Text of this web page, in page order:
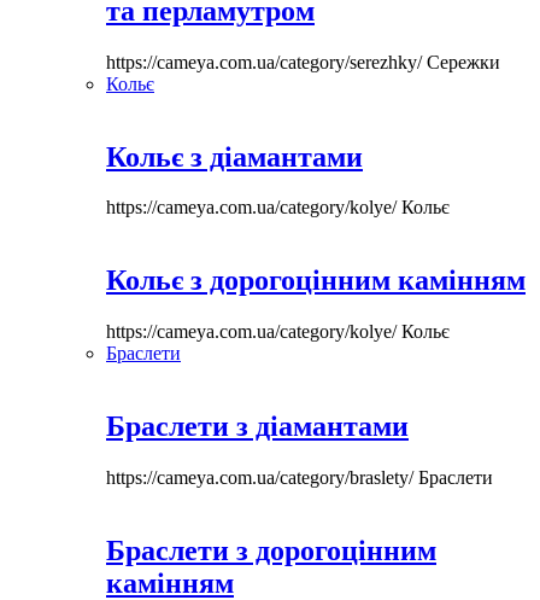
та перламутром
https://cameya.com.ua/category/serezhky/Сережки
Кольє
Кольє з діамантами
https://cameya.com.ua/category/kolye/Кольє
Кольє з дорогоцінним камінням
https://cameya.com.ua/category/kolye/Кольє
Браслети
Браслети з діамантами
https://cameya.com.ua/category/braslety/Браслети
Браслети з дорогоцінним
камінням